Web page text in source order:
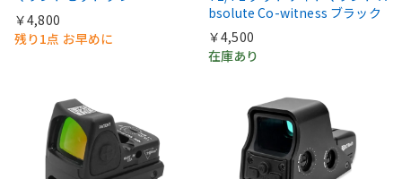
￥4,800
残り1点 お早めに
bsolute Co-witness ブラック
￥4,500
在庫あり